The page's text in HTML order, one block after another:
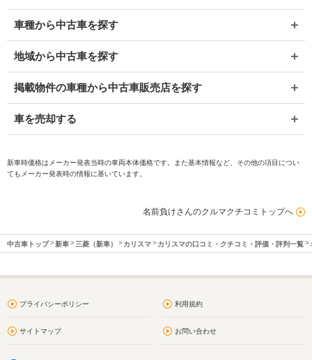
車種から中古車を探す
地域から中古車を探す
掲載物件の車種から中古車販売店を探す
車を売却する
新車時価格はメーカー発表当時の車両本体価格です。また基本情報など、その他の項目につい
てもメーカー発表時の情報に基いています。
名前負けさんのクルマクチコミトップへ
中古車トップ 新車 三菱（新車） カリスマ カリスマの口コミ・クチコミ・評価・評判一覧
プライバシーポリシー 利用規約
サイトマップ お問い合わせ